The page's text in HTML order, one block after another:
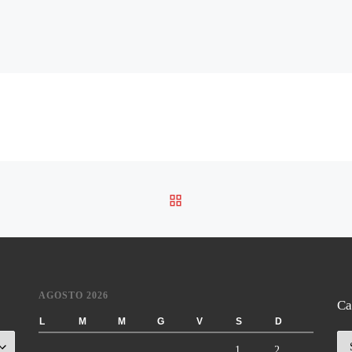
AGOSTO 2026
L M M G V S D
1 2